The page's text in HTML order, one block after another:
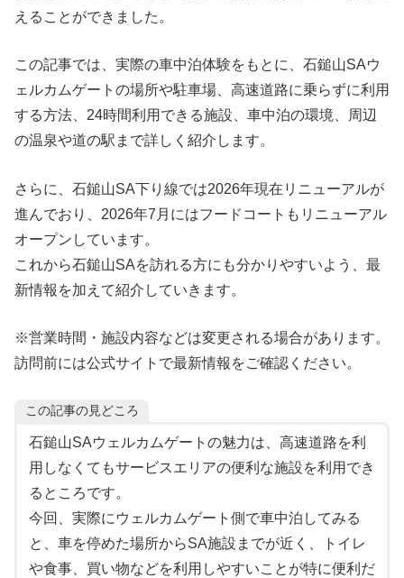
えることができました。
この記事では、実際の車中泊体験をもとに、石鎚山SAウ
ェルカムゲートの場所や駐車場、高速道路に乗らずに利用
する方法、24時間利用できる施設、車中泊の環境、周辺
の温泉や道の駅まで詳しく紹介します。
さらに、石鎚山SA下り線では2026年現在リニューアルが
進んでおり、2026年7月にはフードコートもリニューアル
オープンしています。
これから石鎚山SAを訪れる方にも分かりやすいよう、最
新情報を加えて紹介していきます。
※営業時間・施設内容などは変更される場合があります。
訪問前には公式サイトで最新情報をご確認ください。
この記事の見どころ
石鎚山SAウェルカムゲートの魅力は、高速道路を利
用しなくてもサービスエリアの便利な施設を利用でき
るところです。
今回、実際にウェルカムゲート側で車中泊してみる
と、車を停めた場所からSA施設までが近く、トイレ
や食事、買い物などを利用しやすいことが特に便利だ